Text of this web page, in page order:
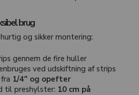
varer i kurven.
brug
og sikker montering:
gennem de fire huller
ved udskiftning af strips
1/4″ og opefter
til preshylster: 10 cm på